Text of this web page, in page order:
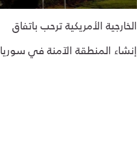
الخارجية الأمريكية ترحب باتفاق
إنشاء المنطقة الآمنة في سوريا